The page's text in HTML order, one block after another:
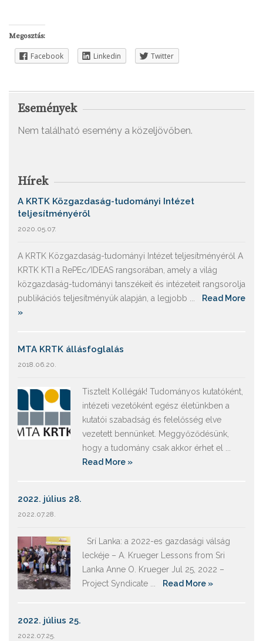
Megosztás:
Facebook Linkedin Twitter
Események
Nem található esemény a közeljövőben.
Hírek
A KRTK Közgazdaság-tudományi Intézet
teljesítményéről
2020.05.07.
A KRTK Közgazdaság-tudományi Intézet teljesítményéről A
KRTK KTI a RePEc/IDEAS rangsorában, amely a világ
közgazdaság-tudományi tanszékeit és intézeteit rangsorolja
publikációs teljesítményük alapján, a legjobb ...
Read More
»
MTA KRTK állásfoglalás
2018.06.20.
Tisztelt Kollégák! Tudományos kutatóként,
intézeti vezetőként egész életünkben a
kutatói szabadság és felelősség elve
vezetett bennünket. Meggyőződésünk,
hogy a tudomány csak akkor érhet el ...
Read More »
2022. július 28.
2022.07.28.
Srí Lanka: a 2022-es gazdasági válság
leckéje – A. Krueger Lessons from Sri
Lanka Anne O. Krueger Jul 25, 2022 –
Project Syndicate ...
Read More »
2022. július 25.
2022.07.25.